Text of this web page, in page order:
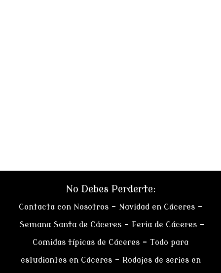
No Debes Perderte:
Contacta con Nosotros– Navidad en Cáceres–
Semana Santa de Cáceres– Feria de Cáceres –
Comidas típicas de Cáceres – Todo para
estudiantes en Cáceres– Rodajes de series en